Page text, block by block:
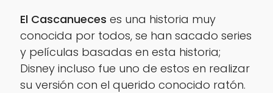
El Cascanueces es una historia muy
conocida por todos, se han sacado series
y películas basadas en esta historia;
Disney incluso fue uno de estos en realizar
su versión con el querido conocido ratón.